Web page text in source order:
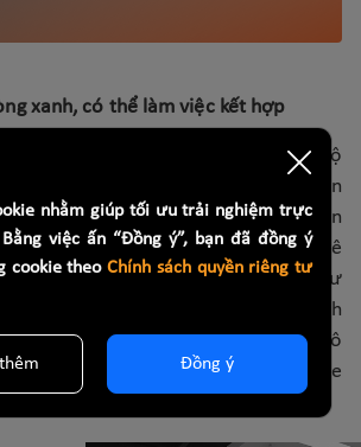
xanh, có thể làm việc kết hợp
Minh- Giám đốc Cấp cao, Bộ
mại Savills Hà Nội, giá thuê văn
Hà Nội phụ thuộc chính vào nguồn
thị trường. Đặc biệt, khách thuê
chú ý tới chất lượng văn phòng như
và xem xét thích ứng với quá trình
hình làm việc truyền thống sang mô
hợp (hybrid working hoặc agile
nhằm giúp tối ưu trải nghiệm trực
việc ấn “Đồng ý”, bạn đã đồng ý
cookie theoChính sách quyền riêng tư
Đồng ý